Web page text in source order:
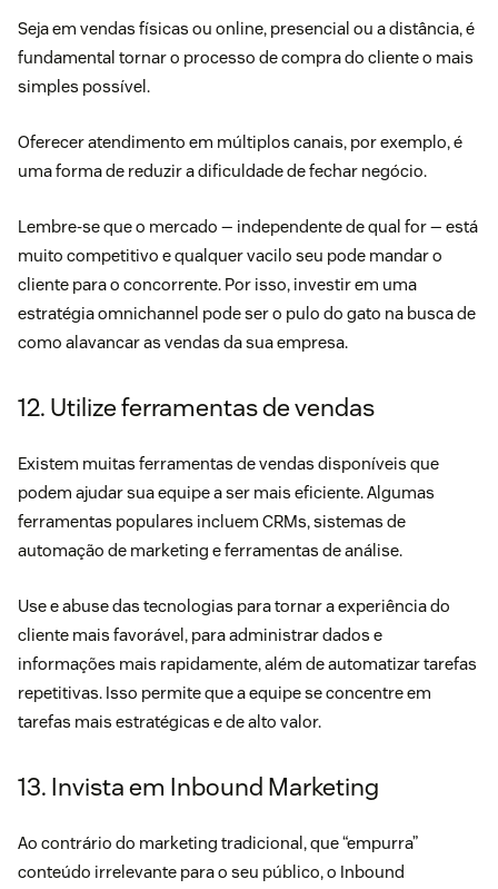
Seja em vendas físicas ou online, presencial ou a distância, é
fundamental tornar o processo de compra do cliente o mais
simples possível.
Oferecer atendimento em múltiplos canais, por exemplo, é
uma forma de reduzir a dificuldade de fechar negócio.
Lembre-se que o mercado — independente de qual for — está
muito competitivo e qualquer vacilo seu pode mandar o
cliente para o concorrente. Por isso, investir em uma
estratégia omnichannel pode ser o pulo do gato na busca de
como alavancar as vendas da sua empresa.
12. Utilize ferramentas de vendas
Existem muitas ferramentas de vendas disponíveis que
podem ajudar sua equipe a ser mais eficiente. Algumas
ferramentas populares incluem CRMs, sistemas de
automação de marketing e ferramentas de análise.
Use e abuse das tecnologias para tornar a experiência do
cliente mais favorável, para administrar dados e
informações mais rapidamente, além de automatizar tarefas
repetitivas. Isso permite que a equipe se concentre em
tarefas mais estratégicas e de alto valor.
13. Invista em Inbound Marketing
Ao contrário do marketing tradicional, que “empurra”
conteúdo irrelevante para o seu público, o Inbound